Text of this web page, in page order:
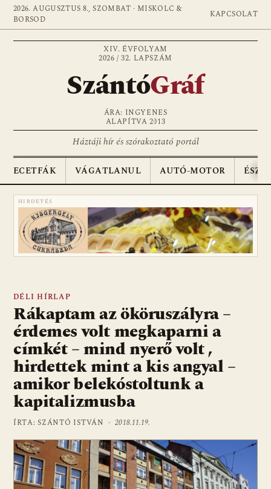
2026. AUGUSZTUS 8., SZOMBAT · MISKOLC &
BORSOD
KAPCSOLAT
XIV. ÉVFOLYAM
2026 / 32. LAPSZÁM
SzántóGráf
ÁRA: INGYENES
ALAPÍTVA 2013
Háztáji hír és szórakoztató portál
ECETFÁK VÁGATLANUL AUTÓ-MOTOR
HIRDETÉS
DÉLI HÍRLAP
Rákaptam az ököruszályra –
érdemes volt megkaparni a
címkét – mind nyerő volt ,
hirdettek mint a kis angyal –
amikor belekóstoltunk a
kapitalizmusba
ÍRTA: SZÁNTÓ ISTVÁN ·2018.11.19.